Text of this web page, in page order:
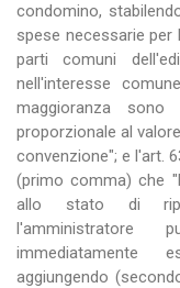
condomino,
spese necessarie per
parti comuni
nell'interesse
maggioranza
proporzionale al
convenzione"; e l'art.
(primo comma) che
allo stato di
l'amministratore
immediatamente
aggiungendo